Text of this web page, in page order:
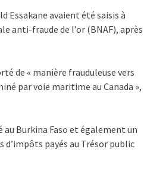
Essakane avaient été saisis à
anti-fraude de l’or (BNAF), après
de « manière frauduleuse vers
par voie maritime au Canada »,
au Burkina Faso et également un
payés au Trésor public